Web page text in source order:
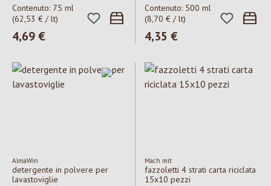
Contenuto: 75 ml
(62,53 € / lt)
Prezzo normale:
4,69 €
Contenuto: 500 ml
(8,70 € / lt)
Prezzo normale:
4,35 €
AlmaWin
detergente in polvere per
lavastoviglie
Mach mit
fazzoletti 4 strati carta riciclata
15x10 pezzi